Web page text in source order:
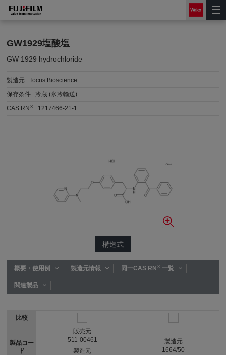
GW1929塩酸塩
GW 1929 hydrochloride
製造元 :Tocris Bioscience
保存条件 :冷蔵 (氷冷輸送)
CAS RN® : 1217466-21-1
構造式
概要・使用例 製造元情報 同一CAS RN®一覧
関連製品
比較
製品コー
ド
販売元
511-00461
製造元
製造元
1664/50